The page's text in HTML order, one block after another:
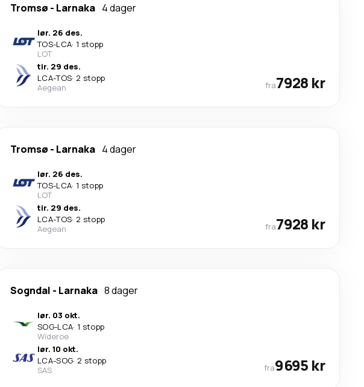
Tromsø - Larnaka 4 dager
lør. 26 des.
TOS-LCA· 1 stopp
LOT
tir. 29 des.
LCA-TOS· 2 stopp
Aegean
fra7928 kr
Tromsø - Larnaka 4 dager
lør. 26 des.
TOS-LCA· 1 stopp
LOT
tir. 29 des.
LCA-TOS· 2 stopp
Aegean
fra7928 kr
Sogndal - Larnaka 8 dager
lør. 03 okt.
SOG-LCA· 1 stopp
Wideroe
lør. 10 okt.
LCA-SOG· 2 stopp
SAS
fra9695 kr